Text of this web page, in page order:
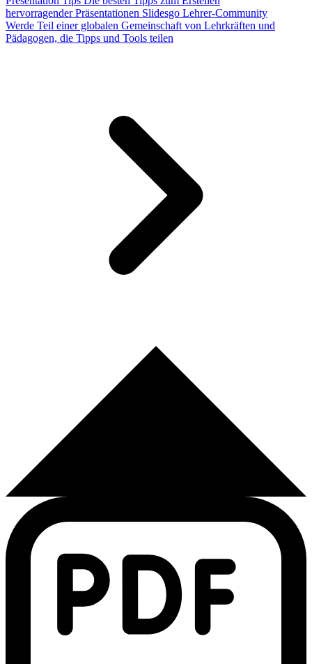
hervorragender Präsentationen Slidesgo Lehrer-Community
Werde Teil einer globalen Gemeinschaft von Lehrkräften und
Pädagogen, die Tipps und Tools teilen